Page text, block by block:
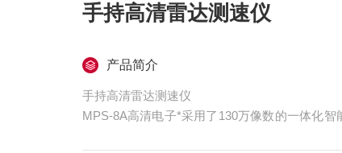
手持高清雷达测速仪
产品简介
手持高清雷达测速仪
MPS-8A高清电子*采用了130万像数的一体化